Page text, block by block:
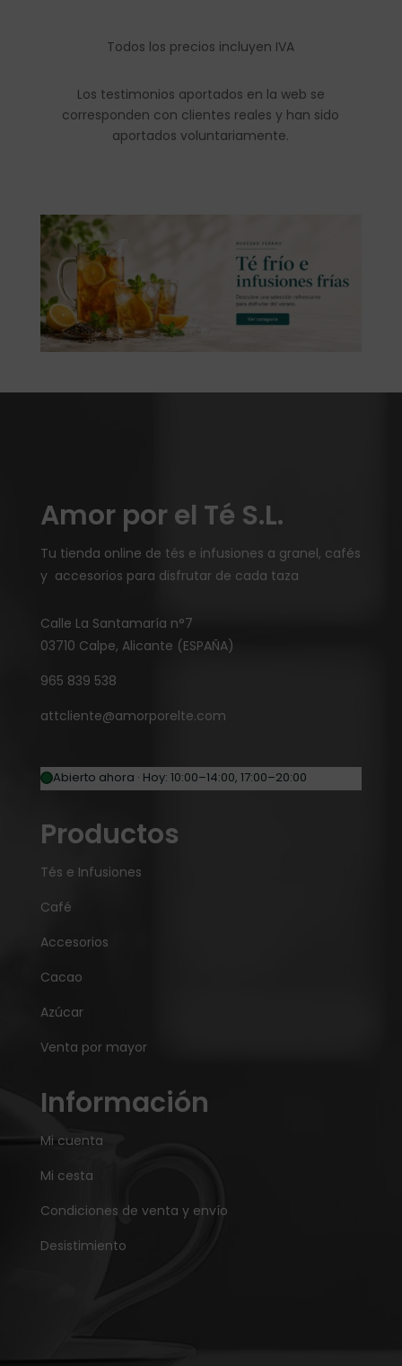
Todos los precios incluyen IVA
Los testimonios aportados en la web se
corresponden con clientes reales y han sido
aportados voluntariamente.
Amor por el Té S.L.
Tu tienda online de tés e infusiones a granel, cafés
y accesorios para disfrutar de cada taza
Calle La Santamaría n°7
03710 Calpe, Alicante (ESPAÑA)
965 839 538
attcliente@amorporelte.com
Abierto ahora · Hoy: 10:00–14:00, 17:00–20:00
Productos
Tés e Infusiones
Café
Accesorios
Cacao
Azúcar
Venta por mayor
Información
Mi cuenta
Mi cesta
Condiciones de venta y envío
Desistimiento